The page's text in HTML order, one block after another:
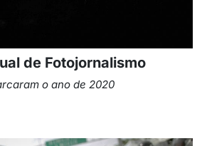
de Fotojornalismo
o ano de 2020